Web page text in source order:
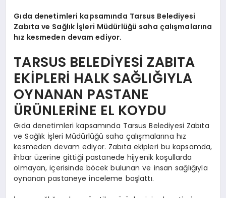
Gıda denetimleri kapsamında Tarsus Belediyesi
Zabıta ve Sağlık İşleri Müdürlüğü saha çalışmalarına
hız kesmeden devam ediyor.
TARSUS BELEDİYESİ ZABITA
EKİPLERİ HALK SAĞLIĞIYLA
OYNANAN PASTANE
ÜRÜNLERİNE EL KOYDU
Gıda denetimleri kapsamında Tarsus Belediyesi Zabıta
ve Sağlık İşleri Müdürlüğü saha çalışmalarına hız
kesmeden devam ediyor. Zabıta ekipleri bu kapsamda,
ihbar üzerine gittiği pastanede hijyenik koşullarda
olmayan, içerisinde böcek bulunan ve insan sağlığıyla
oynanan pastaneye inceleme başlattı.